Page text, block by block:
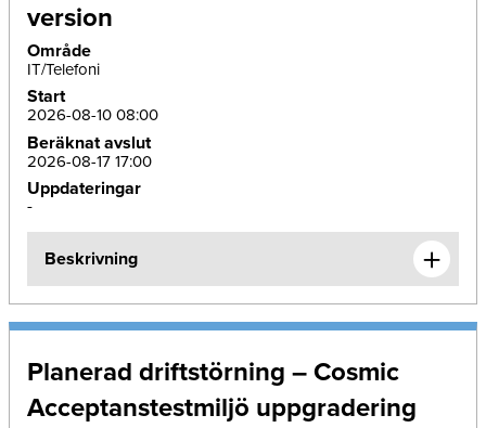
version
Område
IT/Telefoni
Start
2026-08-10 08:00
Beräknat avslut
2026-08-17 17:00
Uppdateringar
-
Beskrivning
Planerad driftstörning – Cosmic
Acceptanstestmiljö uppgradering